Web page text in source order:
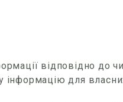
відповідно до
інформацію для